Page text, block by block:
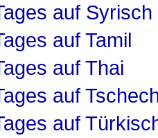
auf Syrisch
auf Tamil
auf Thai
auf
auf